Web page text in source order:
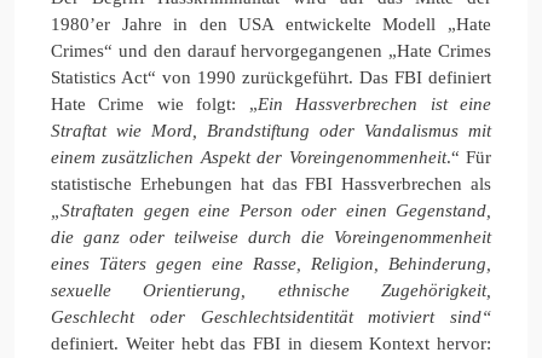
1980’er Jahre in den USA entwickelte Modell „Hate
Crimes“ und den darauf hervorgegangenen „Hate Crimes
Statistics Act“ von 1990 zurückgeführt. Das FBI definiert
Hate Crime wie folgt: „Ein Hassverbrechen ist eine
Straftat wie Mord, Brandstiftung oder Vandalismus mit
einem zusätzlichen Aspekt der Voreingenommenheit.“ Für
statistische Erhebungen hat das FBI Hassverbrechen als
„Straftaten gegen eine Person oder einen Gegenstand,
die ganz oder teilweise durch die Voreingenommenheit
eines Täters gegen eine Rasse, Religion, Behinderung,
sexuelle Orientierung, ethnische Zugehörigkeit,
Geschlecht oder Geschlechtsidentität motiviert sind“
definiert. Weiter hebt das FBI in diesem Kontext hervor: